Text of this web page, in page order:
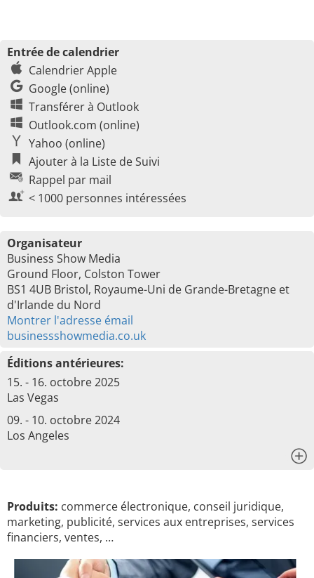
Entrée de calendrier
Calendrier Apple
Google (online)
Transférer à Outlook
Outlook.com (online)
Yahoo (online)
Ajouter à la Liste de Suivi
Rappel par mail
< 1000 personnes intéressées
Organisateur
Business Show Media
Ground Floor, Colston Tower
BS1 4UB Bristol, Royaume-Uni de Grande-Bretagne et
d'Irlande du Nord
Montrer l'adresse émail
businessshowmedia.co.uk
Éditions antérieures:
15. - 16. octobre 2025
Las Vegas
09. - 10. octobre 2024
Los Angeles
Produits: commerce électronique, conseil juridique,
marketing, publicité, services aux entreprises, services
financiers, ventes, …